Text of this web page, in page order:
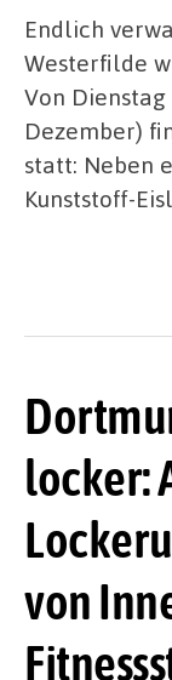
Endlich
Westerfilde
Von
Dezember)
statt: Neben
Kunststoff-
locker:
von